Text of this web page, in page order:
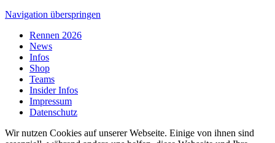
Navigation überspringen
Rennen 2026
News
Infos
Shop
Teams
Insider Infos
Impressum
Datenschutz
Wir nutzen Cookies auf unserer Webseite. Einige von ihnen sind